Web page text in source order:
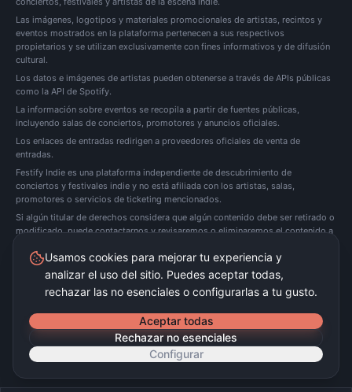
Las imágenes, logotipos y materiales promocionales de artistas, recintos y
eventos mostrados en la plataforma pertenecen a sus respectivos
propietarios y se utilizan exclusivamente con fines informativos y de difusión
cultural.
Los datos e imágenes de artistas pueden obtenerse a través de APIs públicas
como la API de Spotify.
La información sobre eventos se recopila a partir de fuentes públicas,
incluyendo salas de conciertos, promotores y anuncios oficiales.
Los enlaces de entradas redirigen a proveedores oficiales de venta de
entradas.
Festify Indie es una plataforma independiente de descubrimiento de
conciertos y festivales indie y no está afiliada con los artistas, salas,
promotores o servicios de ticketing mencionados.
Si algún titular de derechos considera que algún contenido debe ser retirado o
modificado, puede contactarnos y revisaremos o eliminaremos el contenido a
Festify Indie no vende entradas directamente. Redirigimos a plataformas oficiales de
© 2026 Festify Indie · Beta
Usamos cookies para mejorar tu experiencia y
analizar el uso del sitio. Puedes aceptar todas,
rechazar las no esenciales o configurarlas a tu gusto.
Aceptar todas
Rechazar no esenciales
Configurar